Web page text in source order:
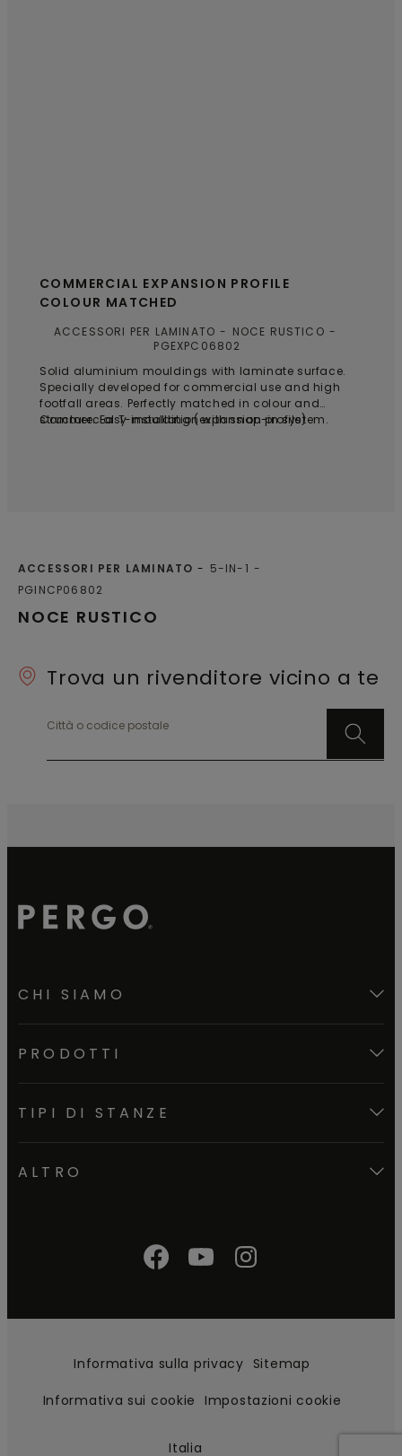
COMMERCIAL EXPANSION PROFILE
COLOUR MATCHED
ACCESSORI PER LAMINATO
NOCE RUSTICO
PGEXPC06802
Solid aluminium mouldings with laminate surface.
Specially developed for commercial use and high
footfall areas. Perfectly matched in colour and
structure. Easy installation with snap-in system.
Commercial T-moulding (expansion profile)
NOCE RUSTICO
ACCESSORI PER LAMINATO
5-IN-1
PGINCP06802
Trova un rivenditore vicino a te
Città o codice postale
CHI SIAMO
PRODOTTI
TIPI DI STANZE
ALTRO
Informativa sulla privacy Sitemap
Informativa sui cookie Impostazioni cookie
Italia